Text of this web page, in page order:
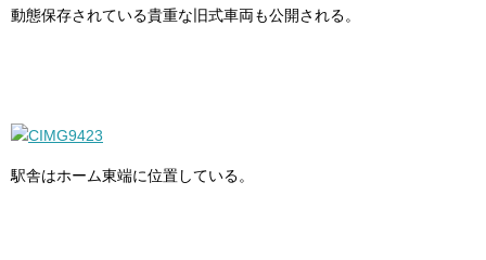
動態保存されている貴重な旧式車両も公開される。
駅舎はホーム東端に位置している。